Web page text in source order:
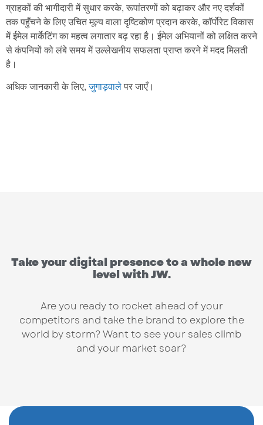
ग्राहकों की भागीदारी में सुधार करके, रूपांतरणों को बढ़ाकर और नए दर्शकों
तक पहुँचने के लिए उचित मूल्य वाला दृष्टिकोण प्रदान करके, कॉर्पोरेट विकास
में ईमेल मार्केटिंग का महत्व लगातार बढ़ रहा है। ईमेल अभियानों को लक्षित करने
से कंपनियों को लंबे समय में उल्लेखनीय सफलता प्राप्त करने में मदद मिलती
है।
अधिक जानकारी के लिए,जुगाड़वालेपर जाएँ।
Take your digital presence to a whole new
level with JW.
Are you ready to rocket ahead of your
competitors and take the brand to explore the
world by storm? Want to see your sales climb
and your market soar?